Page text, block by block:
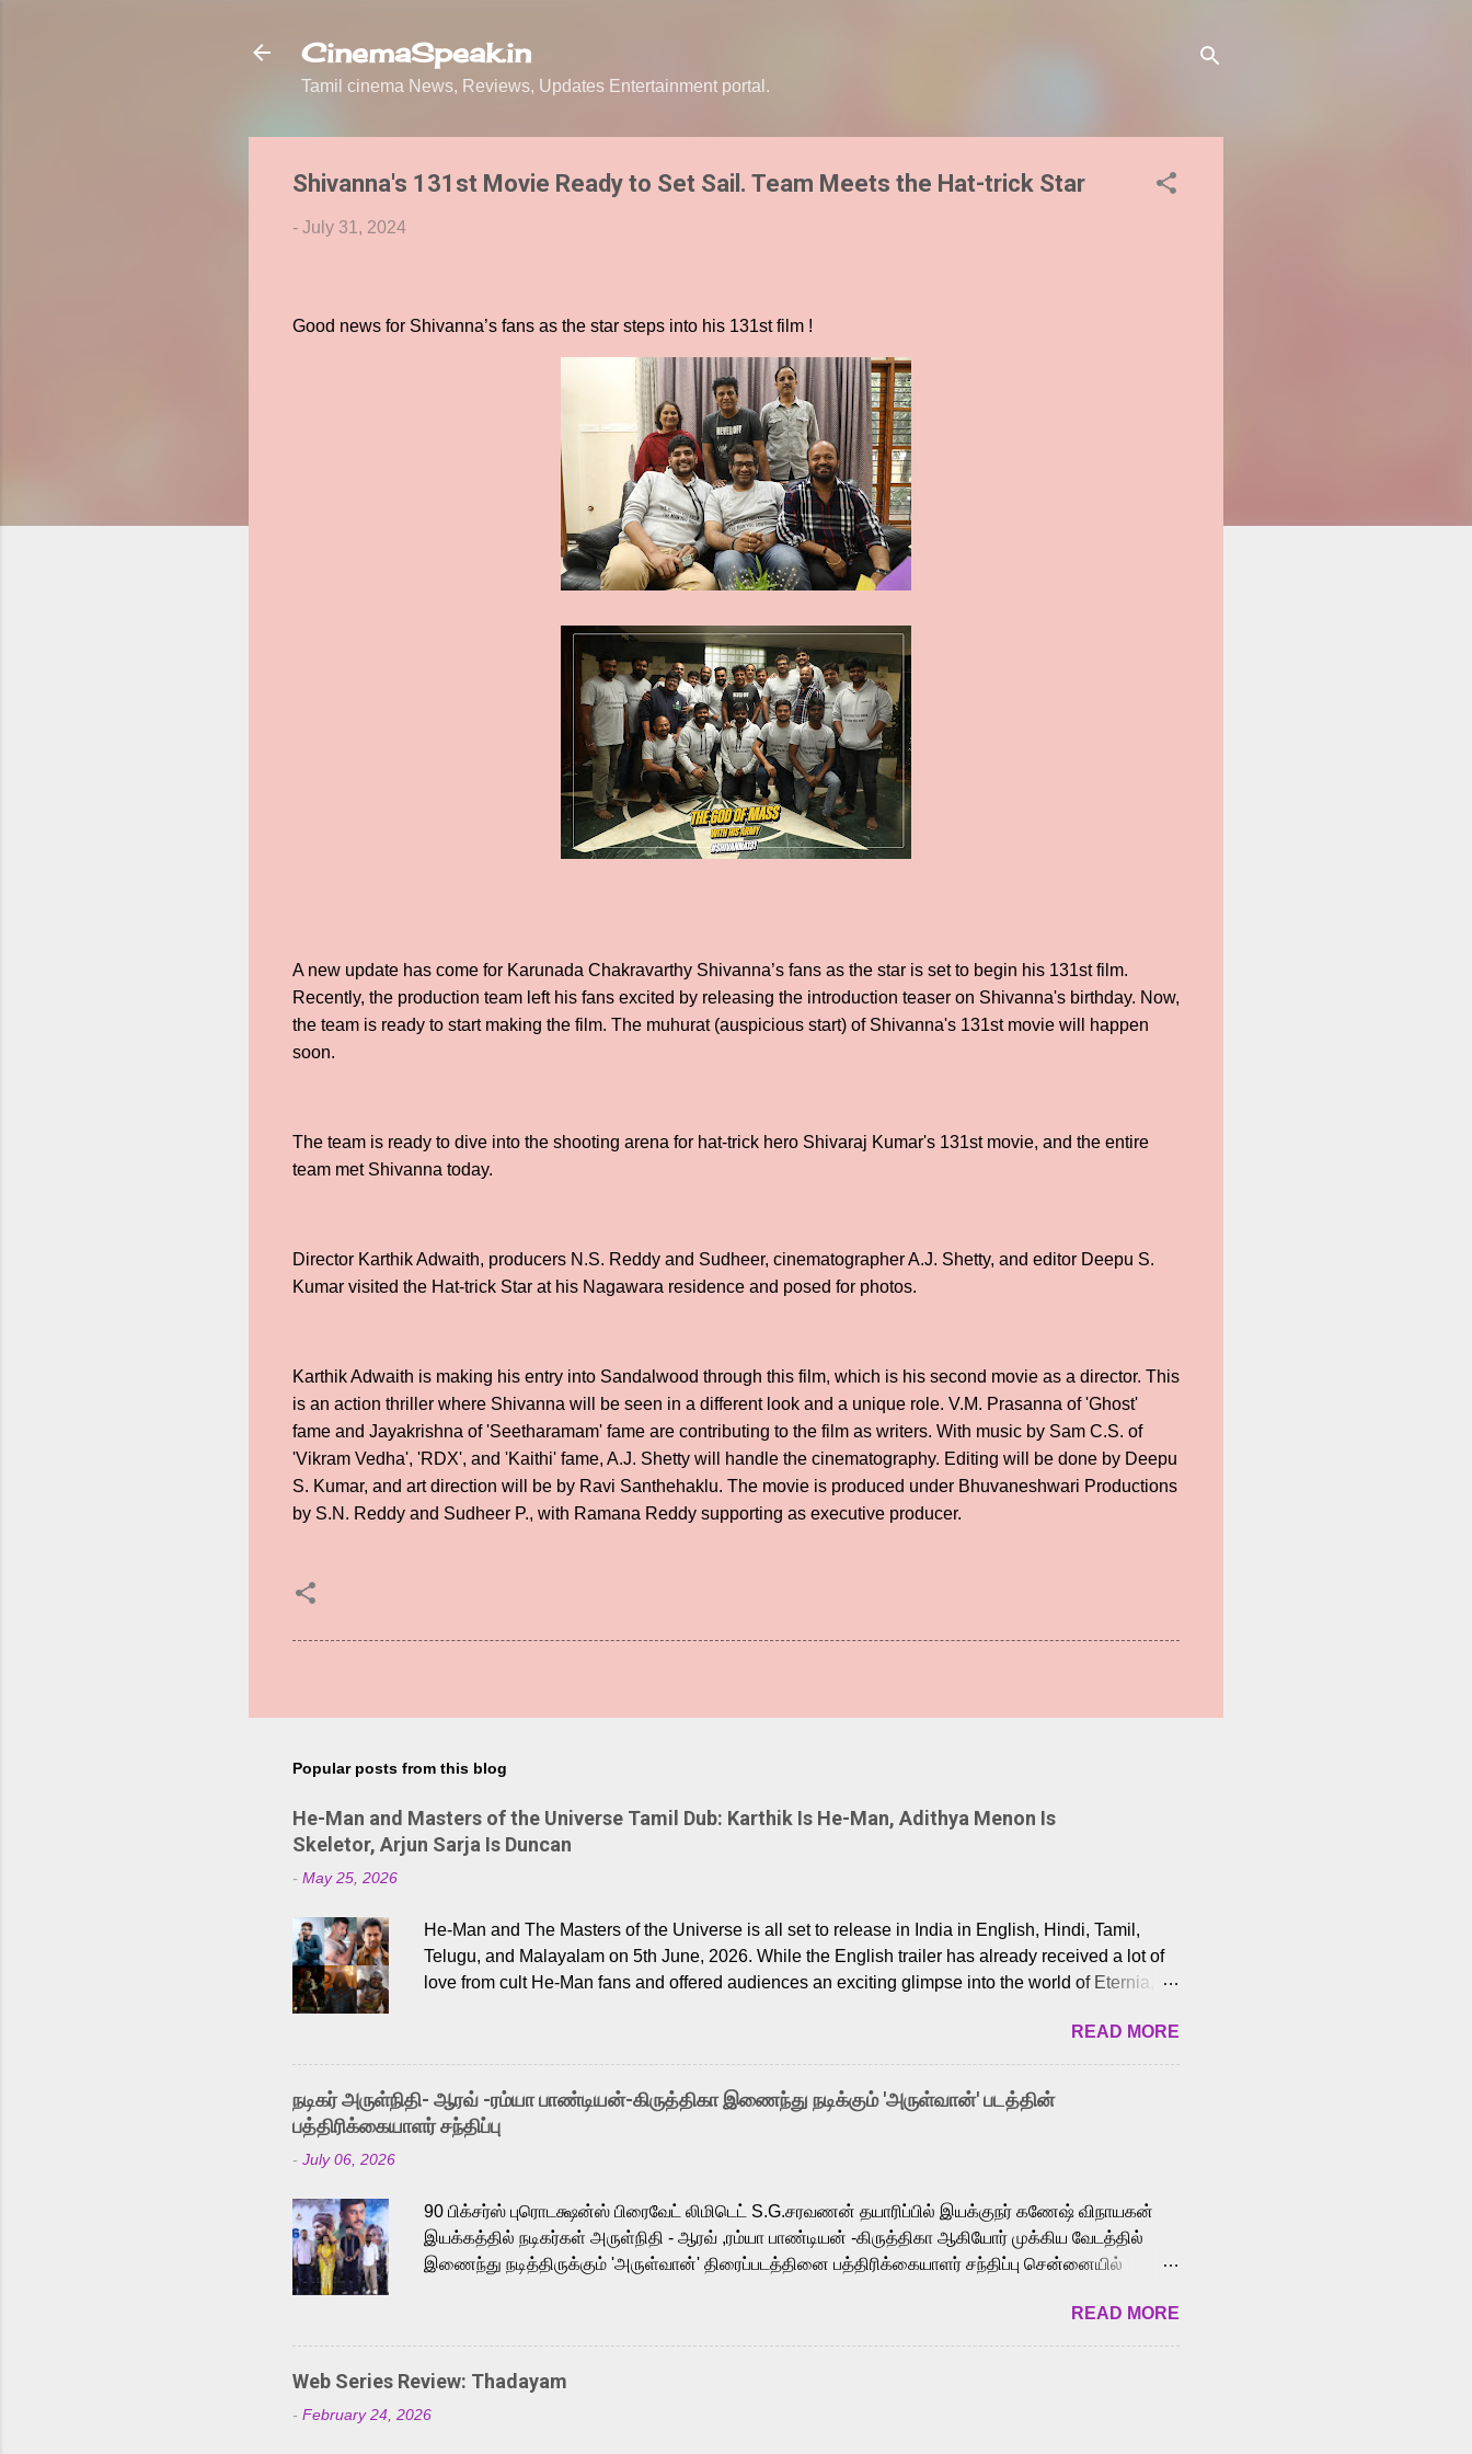
CinemaSpeak.in
Tamil cinema News, Reviews, Updates Entertainment portal.
Shivanna's 131st Movie Ready to Set Sail. Team Meets the Hat-trick Star
- July 31, 2024
Good news for Shivanna’s fans as the star steps into his 131st film !
A new update has come for Karunada Chakravarthy Shivanna’s fans as the star is set to begin his 131st film.
Recently, the production team left his fans excited by releasing the introduction teaser on Shivanna's birthday. Now,
the team is ready to start making the film. The muhurat (auspicious start) of Shivanna's 131st movie will happen
soon.
The team is ready to dive into the shooting arena for hat-trick hero Shivaraj Kumar's 131st movie, and the entire
team met Shivanna today.
Director Karthik Adwaith, producers N.S. Reddy and Sudheer, cinematographer A.J. Shetty, and editor Deepu S.
Kumar visited the Hat-trick Star at his Nagawara residence and posed for photos.
Karthik Adwaith is making his entry into Sandalwood through this film, which is his second movie as a director. This
is an action thriller where Shivanna will be seen in a different look and a unique role. V.M. Prasanna of 'Ghost'
fame and Jayakrishna of 'Seetharamam' fame are contributing to the film as writers. With music by Sam C.S. of
'Vikram Vedha', 'RDX', and 'Kaithi' fame, A.J. Shetty will handle the cinematography. Editing will be done by Deepu
S. Kumar, and art direction will be by Ravi Santhehaklu. The movie is produced under Bhuvaneshwari Productions
by S.N. Reddy and Sudheer P., with Ramana Reddy supporting as executive producer.
Popular posts from this blog
He-Man and Masters of the Universe Tamil Dub: Karthik Is He-Man, Adithya Menon Is
Skeletor, Arjun Sarja Is Duncan
- May 25, 2026
He-Man and The Masters of the Universe is all set to release in India in English, Hindi, Tamil,
Telugu, and Malayalam on 5th June, 2026. While the English trailer has already received a lot of
love from cult He-Man fans and offered audiences an exciting glimpse into the world of Eternia,
Adding to the growing buzz is the film’s powerful Tamil voice cast led by celebrated playback
singer Karthik, who lends his voice to the iconic superhero He-Man. Known for memorable songs
like “Behene De” from Raavan, “Oru Maalai” from Ghajini, and “Mun Andhi” from 7 Aum Arivu,
Karthik is loved for his versatile voice and strong command over multiple languages, making him
a strong fit for the legendary character. Adithya Menon, known for portraying memorable
READ MORE
நடிகர் அருள்நிதி- ஆரவ் -ரம்யா பாண்டியன்-கிருத்திகா இணைந்து நடிக்கும் 'அருள்வான்' படத்தின்
பத்திரிக்கையாளர் சந்திப்பு
- July 06, 2026
90 பிக்சர்ஸ் புரொடக்ஷன்ஸ் பிரைவேட் லிமிடெட் S.G.சரவணன் தயாரிப்பில் இயக்குநர் கணேஷ் விநாயகன்
இயக்கத்தில் நடிகர்கள் அருள்நிதி - ஆரவ் ,ரம்யா பாண்டியன் -கிருத்திகா ஆகியோர் முக்கிய வேடத்தில்
இணைந்து நடித்திருக்கும் 'அருள்வான்' திரைப்படத்தினை பத்திரிக்கையாளர் சந்திப்பு சென்னையில்
அருள்நிதி, ஆரவ், காளி வெங்கட், ரம்யா பாண்டியன், வி டி வி கணேஷ் , ஜான் விஜய், பேபி கிருத்திகா,
'பருத்திவீரன்' சரவணன், ஹரிஷ் உத்தமன் உள்ளிட்ட பலர் நடித்திருக்கிறார்கள். எம். சுகுமார் ஒளிப்பதிவு
செய்திருக்கும் இந்த திரைப்படத்திற்கு ஜீ. வி. பிரகாஷ் குமார் இசையமைத்திருக்கிறார். லால்குடி
இளையராஜா கலை இயக்கத்தை கவனிக்க.. லாரன்ஸ் கிஷோர் படத் தொகுப்பு பணிகளை
மேற்கொண்டிருக்கிறார். கல்வியின் அவசியத்தை வலியுறுத்தி தயாராகி இருக்கும் இந்தத் திரைப்படத்தை 90
READ MORE
Web Series Review: Thadayam
- February 24, 2026